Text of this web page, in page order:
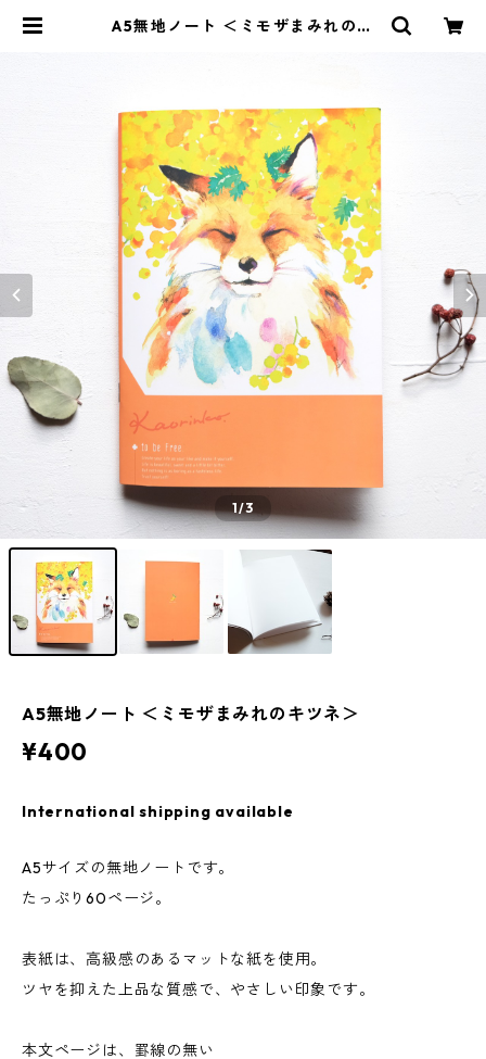
A5無地ノート ＜ミモザまみれのキ
1/3
A5無地ノート ＜ミモザまみれのキツネ＞
¥400
International shipping available
A5サイズの無地ノートです。
たっぷり60ページ。
表紙は、高級感のあるマットな紙を使用。
ツヤを抑えた上品な質感で、やさしい印象です。
本文ページは、罫線の無い